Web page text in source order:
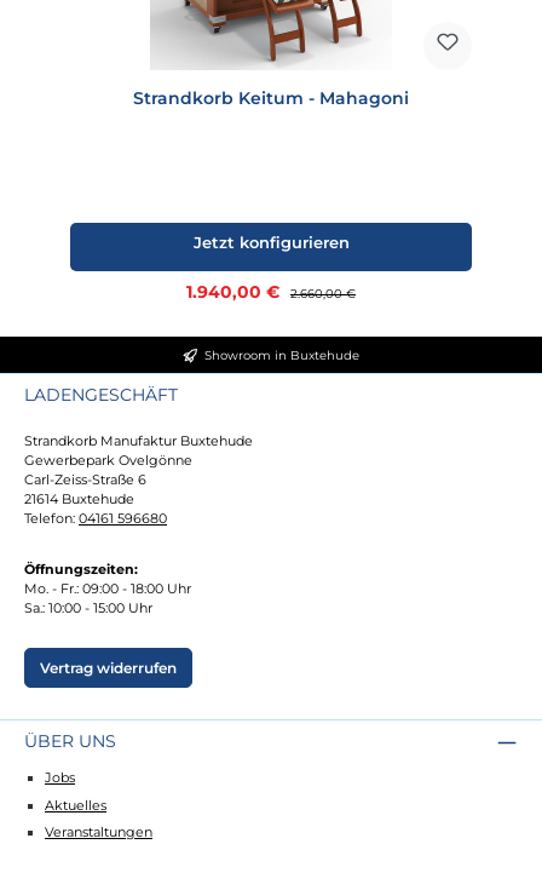
Strandkorb Keitum - Mahagoni
Verkaufspreis:
1.940,00 € Regulärer Preis:
2.660,00 €
Jetzt konfigurieren
Showroom in Buxtehude
LADENGESCHÄFT
Strandkorb Manufaktur Buxtehude
Gewerbepark Ovelgönne
Carl-Zeiss-Straße 6
21614 Buxtehude
Telefon: 04161 596680
Öffnungszeiten:
Mo. - Fr.: 09:00 - 18:00 Uhr
Sa.: 10:00 - 15:00 Uhr
Vertrag widerrufen
ÜBER UNS
Jobs
Aktuelles
Veranstaltungen